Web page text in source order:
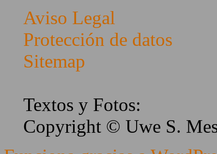
Aviso Legal
Protección de datos
Sitemap
Textos y Fotos:
Copyright © Uwe S.